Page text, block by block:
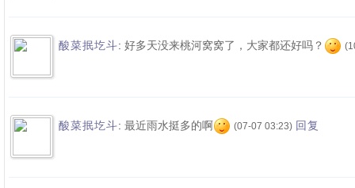
酸菜抿圪斗: 好多天没来桃河窝窝了，大家都还好吗？
酸菜抿圪斗: 最近雨水挺多的啊 (07-07 03:23) 回复